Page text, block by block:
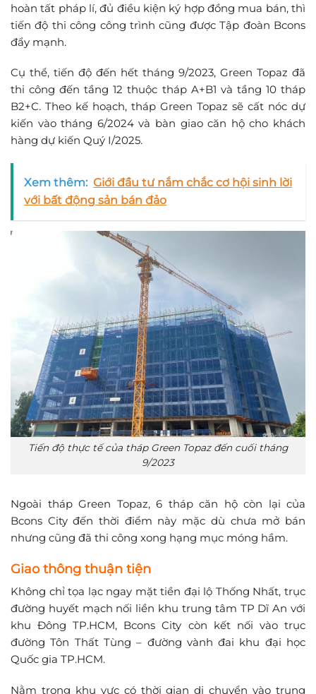
hoàn tất pháp lí, đủ điều kiện ký hợp đồng mua bán, thì
tiến độ thi công công trình cũng được Tập đoàn Bcons
đẩy mạnh.
Cụ thể, tiến độ đến hết tháng 9/2023, Green Topaz đã
thi công đến tầng 12 thuộc tháp A+B1 và tầng 10 tháp
B2+C. Theo kế hoạch, tháp Green Topaz sẽ cất nóc dự
kiến vào tháng 6/2024 và bàn giao căn hộ cho khách
hàng dự kiến Quý I/2025.
Xem thêm: Giới đầu tư nắm chắc cơ hội sinh lời
với bất động sản bán đảo
Tiến độ thực tế của tháp Green Topaz đến cuối tháng
9/2023
Ngoài tháp Green Topaz, 6 tháp căn hộ còn lại của
Bcons City đến thời điểm này mặc dù chưa mở bán
nhưng cũng đã thi công xong hạng mục móng hầm.
Giao thông thuận tiện
Không chỉ tọa lạc ngay mặt tiền đại lộ Thống Nhất, trục
đường huyết mạch nối liền khu trung tâm TP Dĩ An với
khu Đông TP.HCM, Bcons City còn kết nối vào trục
đường Tôn Thất Tùng – đường vành đai khu đại học
Quốc gia TP.HCM.
Nằm trong khu vực có thời gian di chuyển vào trung